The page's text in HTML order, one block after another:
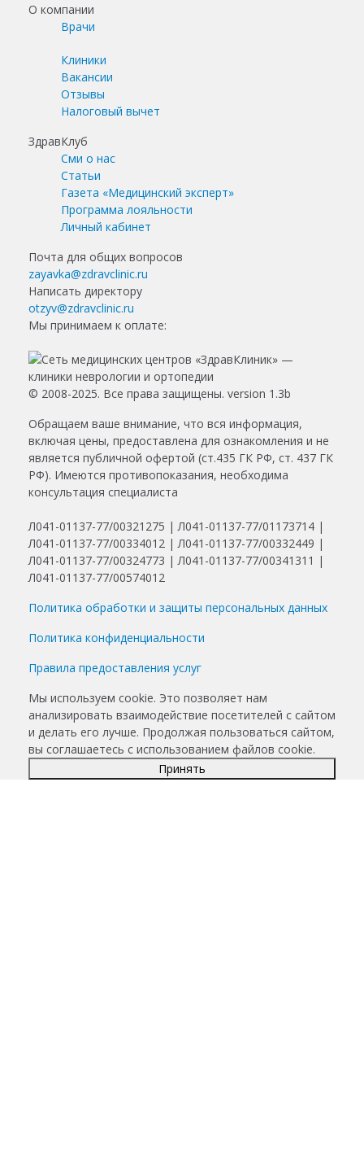
О компании
Врачи
Клиники
Вакансии
Отзывы
Налоговый вычет
ЗдравКлуб
Сми о нас
Статьи
Газета «Медицинский эксперт»
Программа лояльности
Личный кабинет
Почта для общих вопросов
zayavka@zdravclinic.ru
Написать директору
otzyv@zdravclinic.ru
Мы принимаем к оплате:
© 2008-2025. Все права защищены. version 1.3b
Обращаем ваше внимание, что вся информация,
включая цены, предоставлена для ознакомления и не
является публичной офертой (ст.435 ГК РФ, ст. 437 ГК
РФ). Имеются противопоказания, необходима
консультация специалиста
Л041-01137-77/00321275 | Л041-01137-77/01173714 |
Л041-01137-77/00334012 | Л041-01137-77/00332449 |
Л041-01137-77/00324773 | Л041-01137-77/00341311 |
Л041-01137-77/00574012
Политика обработки и защиты персональных данных
Политика конфиденциальности
Правила предоставления услуг
Мы используем cookie. Это позволяет нам
анализировать взаимодействие посетителей с сайтом
и делать его лучше. Продолжая пользоваться сайтом,
вы соглашаетесь с использованием файлов cookie.
Принять